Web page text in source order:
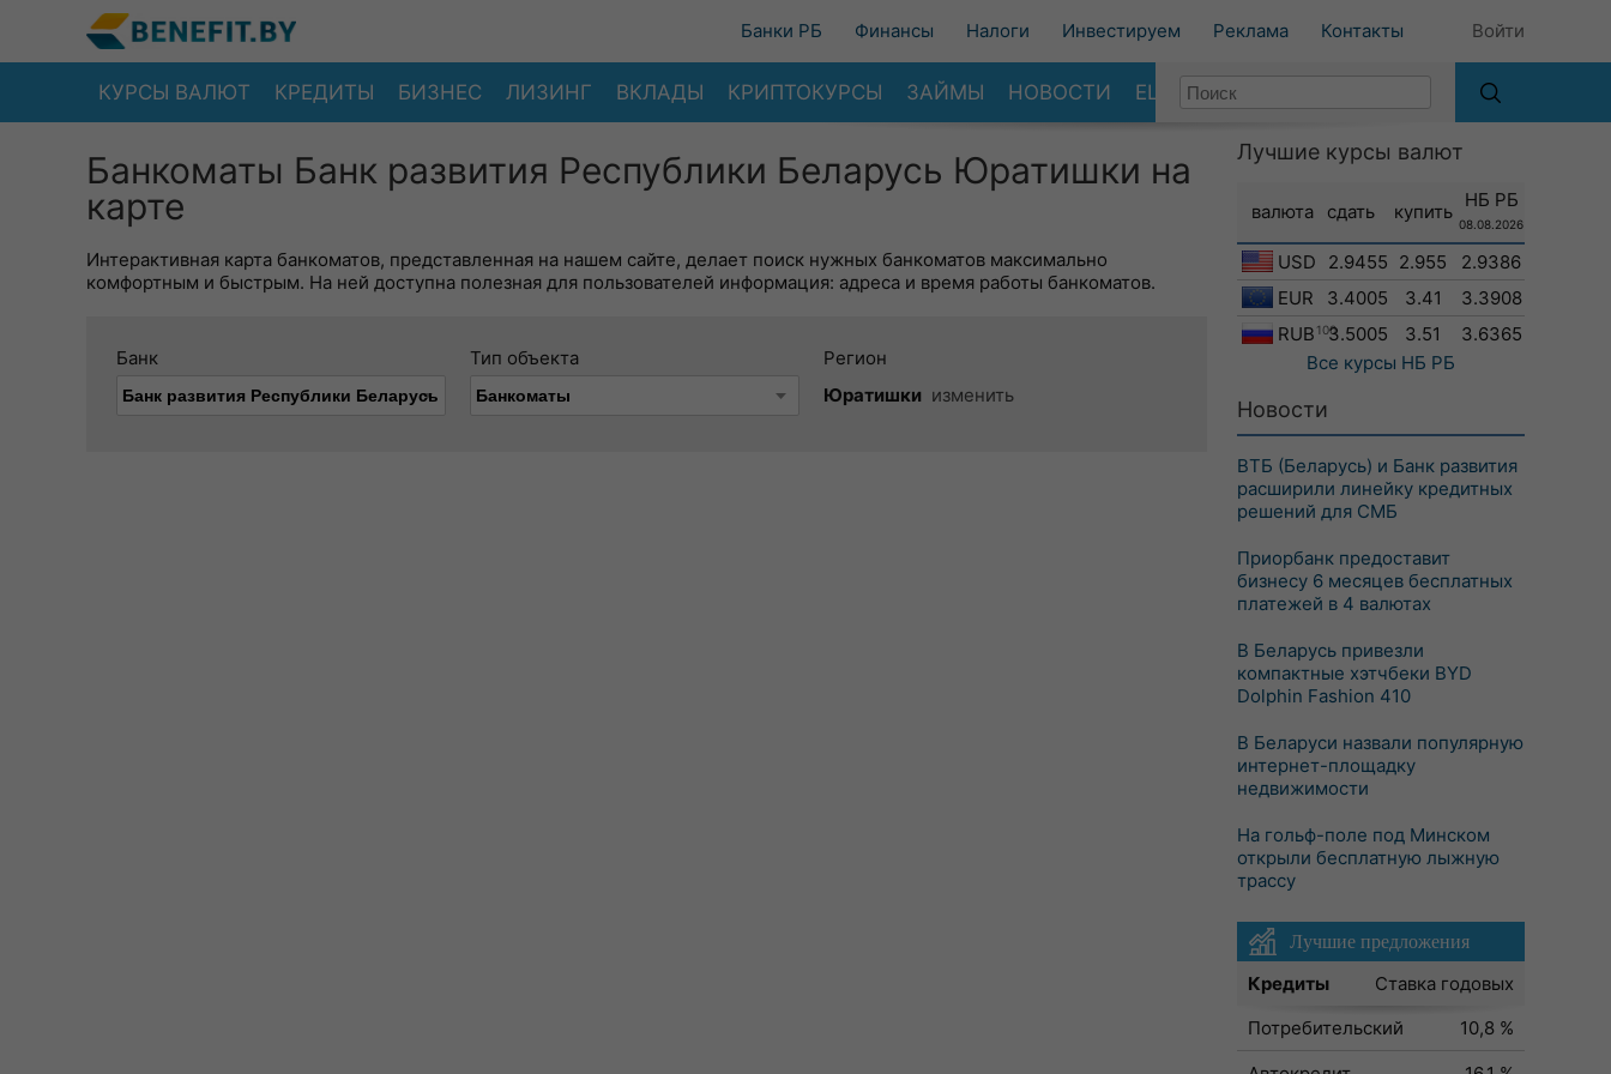
Банки РБ Финансы Налоги Инвестируем Реклама Контакты Войти
КУРСЫ ВАЛЮТ КРЕДИТЫ БИЗНЕС ЛИЗИНГ ВКЛАДЫ КРИПТОКУРСЫ ЗАЙМЫ НОВОСТИ ЕЩЕ
Банкоматы Банк развития Республики Беларусь Юратишки на
карте
Интерактивная карта банкоматов, представленная на нашем сайте, делает поиск нужных банкоматов максимально
комфортным и быстрым. На ней доступна полезная для пользователей информация: адреса и время работы банкоматов.
Банк Тип объекта
Регион
Юратишки изменить
Лучшие курсы валют
валюта сдать купить
НБ РБ
08.08.2026
USD 2.9455 2.955
2.9386
EUR
3.4005 3.41
3.3908
RUB 1003.5005 3.51
3.6365
Все курсы НБ РБ
Новости
ВТБ (Беларусь) и Банк развития
расширили линейку кредитных
решений для СМБ
Приорбанк предоставит
бизнесу 6 месяцев бесплатных
платежей в 4 валютах
В Беларусь привезли
компактные хэтчбеки BYD
Dolphin Fashion 410
В Беларуси назвали популярную
интернет-площадку
недвижимости
На гольф-поле под Минском
открыли бесплатную лыжную
трассу
Лучшие предложения
Кредиты
Ставка годовых
Потребительский
10,8 %